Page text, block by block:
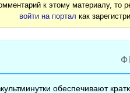
к этому материалу, то
войти на портал как
обеспечивают